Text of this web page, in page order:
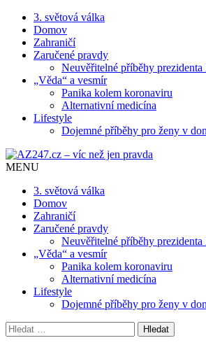
3. světová válka
Domov
Zahraničí
Zaručené pravdy
Neuvěřitelné příběhy prezidenta
„Věda“ a vesmír
Panika kolem koronaviru
Alternativní medicína
Lifestyle
Dojemné příběhy pro ženy v
MENU
3. světová válka
Domov
Zahraničí
Zaručené pravdy
Neuvěřitelné příběhy prezidenta
„Věda“ a vesmír
Panika kolem koronaviru
Alternativní medicína
Lifestyle
Dojemné příběhy pro ženy v
Vyhledávání